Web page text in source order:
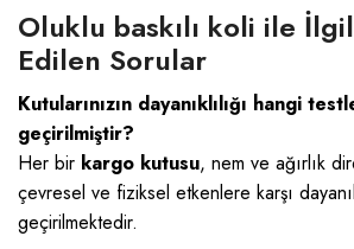
Oluklu baskılı koli ile
Edilen Sorular
Kutularınızın dayanıklılığı hangi
geçirilmiştir?
Her bir kargo kutusu, nem ve ağırlık
çevresel ve fiziksel etkenlere karşı
geçirilmektedir.